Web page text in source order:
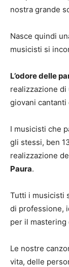
nostra grande
Nasce quindi
musicisti si
L’odore delle
realizzazione
giovani cantanti
I musicisti che
gli stessi, ben
realizzazione
Paura.
Tutti i musicisti
di professione,
per il mastering
Le nostre
vita, delle